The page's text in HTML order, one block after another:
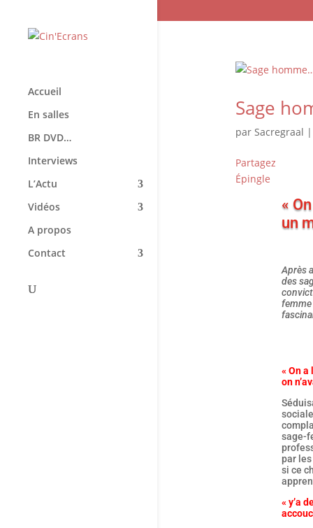
Accueil
En salles
BR DVD…
Interviews
L’Actu
Vidéos
A propos
Contact
Sage
par Sacregraal |
Partagez
Épingle
«
un
Après
des
femme
« On a
on
sage-
par
si ce
« y’a